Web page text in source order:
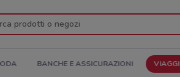
BANCHE E ASSICURAZIONI VIAGGI